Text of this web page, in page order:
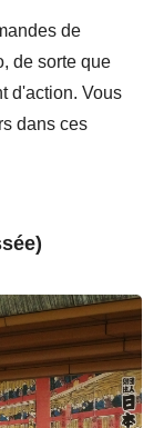
de
de sorte que
d'action. Vous
dans ces